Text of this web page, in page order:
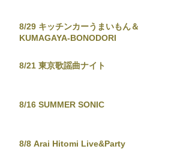
8/29 キッチンカーうまいもん＆
KUMAGAYA-BONODORI
8/21 東京歌謡曲ナイト
8/16 SUMMER SONIC
8/8 Arai Hitomi Live&Party